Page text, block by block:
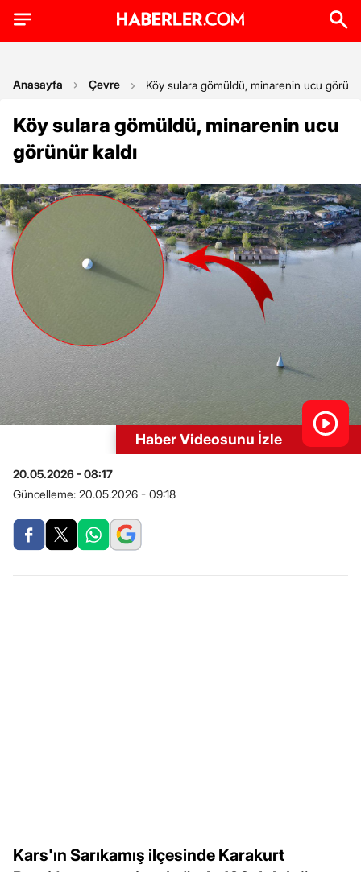
Anasayfa Çevre Köy sulara gömüldü, minarenin ucu
Köy sulara gömüldü, minarenin ucu
görünür kaldı
Haber Videosunu İzle
20.05.2026 - 08:17
Güncelleme: 20.05.2026 - 09:18
Kars'ın Sarıkamış ilçesinde Karakurt